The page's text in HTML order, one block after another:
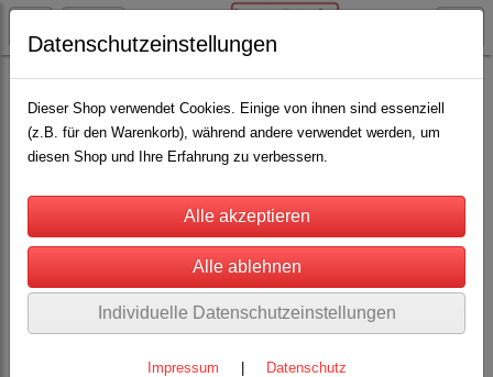
Stricke Führstricke(18)
Datenschutzeinstellungen
Dieser Shop verwendet Cookies. Einige von ihnen sind essenziell
(z.B. für den Warenkorb), während andere verwendet werden, um
diesen Shop und Ihre Erfahrung zu verbessern.
Individuelle Datenschutzeinstellungen
Impressum Datenschutz